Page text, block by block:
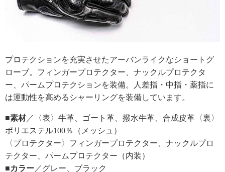
プロテクションを充実させたアーバンライクなショートグ
ローブ。フィンガープロテクター、ナックルプロテクタ
ー、パームプロテクションを装備。人差指・中指・薬指に
は運動性を高めるシャーリングを装備しています。
■素材／〈表〉牛革、ゴート革、撥水牛革、合成皮革〈裏〉
ポリエステル100％（メッシュ）
〈プロテクター〉フィンガープロテクター、ナックルプロ
テクター、パームプロテクター（内装）
■カラー ／グレー、ブラック